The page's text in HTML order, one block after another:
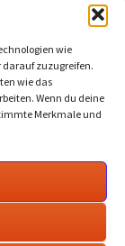
wie
zuzugreifen.
wie das
Wenn du deine
Merkmale und